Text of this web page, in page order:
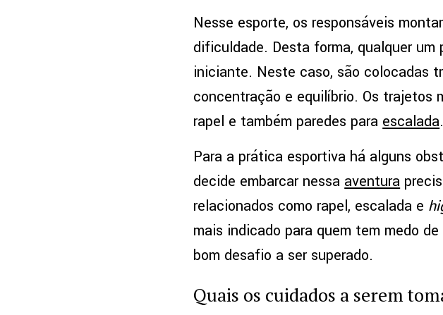
Nesse esporte, os responsáveis
dificuldade. Desta forma, qualquer
iniciante. Neste caso, são colocadas
concentração e equilíbrio. Os trajetos
rapel e também paredes para escalada.
Para a prática esportiva há alguns
decide embarcar nessa aventura
relacionados como rapel, escalada e
mais indicado para quem tem medo
bom desafio a ser superado.
Quais os cuidados a serem